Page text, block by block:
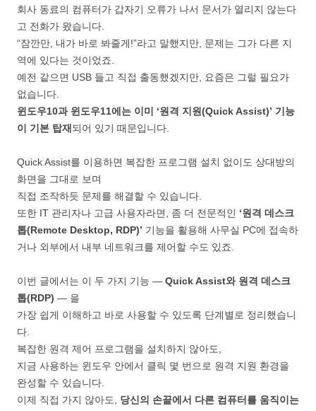
회사 동료의 컴퓨터가 갑자기 오류가 나서 문서가 열리지 않는다
고 전화가 왔습니다.
“잠깐만, 내가 바로 봐줄게!”라고 말했지만, 문제는 그가 다른 지
역에 있다는 것이었죠.
예전 같으면 USB 들고 직접 출동했겠지만, 요즘은 그럴 필요가
없습니다.
윈도우10과 윈도우11에는 이미 ‘원격 지원(Quick Assist)’ 기능
이 기본 탑재 되어 있기 때문입니다.
Quick Assist를 이용하면 복잡한 프로그램 설치 없이도 상대방의
화면을 그대로 보며
직접 조작하듯 문제를 해결할 수 있습니다.
또한 IT 관리자나 고급 사용자라면, 좀 더 전문적인 ‘원격 데스크
톱(Remote Desktop, RDP)’ 기능을 활용해 사무실 PC에 접속하
거나 외부에서 내부 네트워크를 제어할 수도 있죠.
이번 글에서는 이 두 가지 기능 — Quick Assist와 원격 데스크
톱(RDP) — 을
가장 쉽게 이해하고 바로 사용할 수 있도록 단계별로 정리했습니
다.
복잡한 원격 제어 프로그램을 설치하지 않아도,
지금 사용하는 윈도우 안에서 클릭 몇 번으로 원격 지원 환경을
완성할 수 있습니다.
이제 직접 가지 않아도, 당신의 손끝에서 다른 컴퓨터를 움직이는